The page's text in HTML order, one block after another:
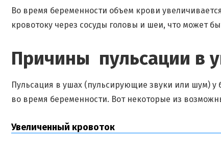
Во время беременности объем крови
кровотоку через сосуды головы и шеи, что может
Причины пульсации в
Пульсация в ушах (пульсирующие звуки или шум)
во время беременности. Вот некоторые из
Увеличенный кровоток